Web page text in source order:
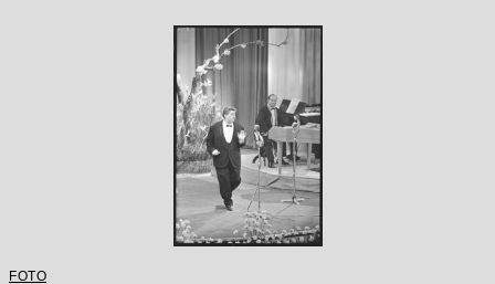
FOTO